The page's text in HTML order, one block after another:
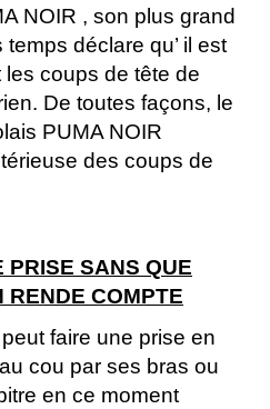
NOIR , son plus grand
déclare qu’ il est
les coups de tête de
De toutes façons, le
PUMA NOIR
des coups de
PRISE SANS QUE
RENDE COMPTE
faire une prise en
cou par ses bras ou
en ce moment